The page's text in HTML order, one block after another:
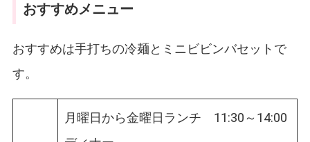
おすすめメニュー
おすすめは手打ちの冷麺とミニビビンバセットで
す。
月曜日から金曜日ランチ 11:30～14:00